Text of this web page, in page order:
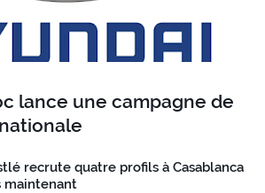
lance une campagne de
recrute quatre profils à Casablanca
maintenant